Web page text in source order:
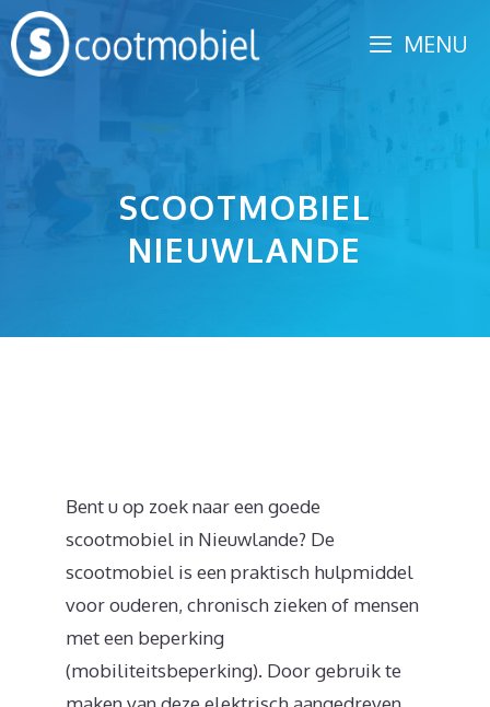
Spring
naar
inhoud
MENU
SCOOTMOBIEL
NIEUWLANDE
Bent u op zoek naar een goede
scootmobiel in Nieuwlande? De
scootmobiel is een praktisch hulpmiddel
voor ouderen, chronisch zieken of mensen
met een beperking
(mobiliteitsbeperking). Door gebruik te